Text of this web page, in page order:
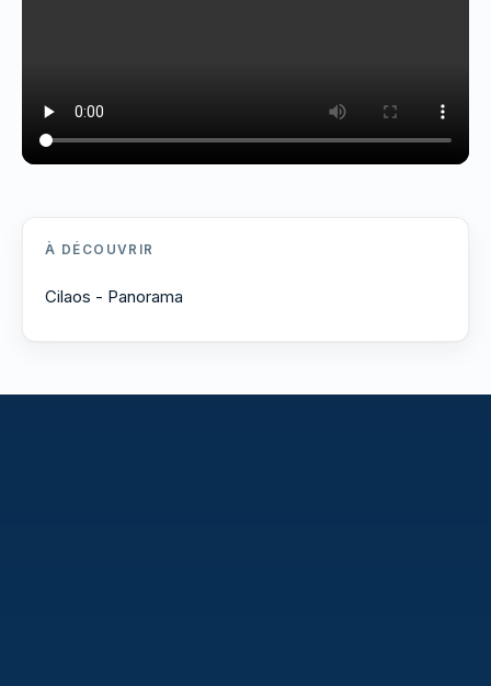
À DÉCOUVRIR
Cilaos - Panorama